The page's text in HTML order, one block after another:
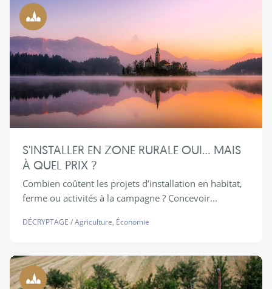
Ruralité
S'INSTALLER EN ZONE RURALE OUI... MAIS
À QUEL PRIX ?
Combien coûtent les projets d’installation en habitat,
ferme ou activités à la campagne ? Concevoir...
DÉCRYPTAGE /Agriculture, Économie
Ruralité